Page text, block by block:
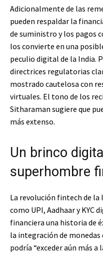
Adicionalmente de las
pueden respaldar la
de suministro y los pagos
los convierte en una
peculio digital de la India.
directrices regulatorias
mostrado cautelosa con
virtuales. El tono de los
Sitharaman sugiere que
más extenso.
Un brinco
superhombre
La revolución fintech de la
como UPI, Aadhaar y KYC
financiera una historia de
la integración de
podría “exceder aún más